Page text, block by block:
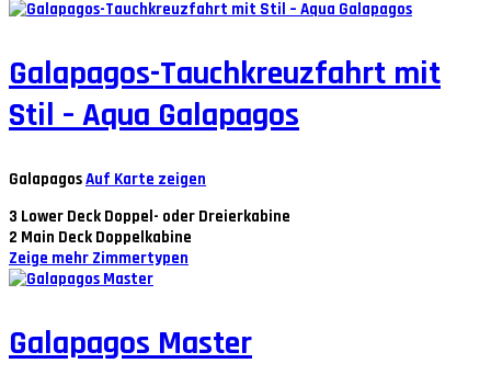
Galapagos-Tauchkreuzfahrt mit
Stil – Aqua Galapagos
GalapagosAuf Karte zeigen
3 Lower Deck Doppel- oder Dreierkabine
2 Main Deck Doppelkabine
Zeige mehr Zimmertypen
Galapagos Master